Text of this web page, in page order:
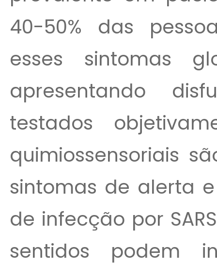
40-50% das
esses sintomas
apresentando
testados
quimiossensoriais
sintomas de alerta
de infecção por
sentidos podem